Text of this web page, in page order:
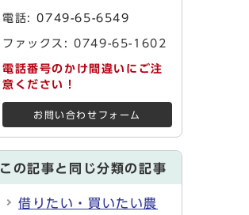
電話:0749-65-6549
ファックス: 0749-65-1602
電話番号のかけ間違いにご注
意ください！
お問い合わせフォーム
この記事と同じ分類の記事
借りたい・買いたい農